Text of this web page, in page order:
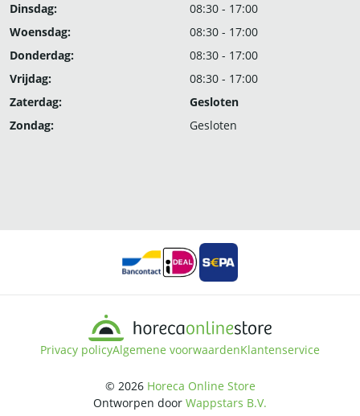
Dinsdag:
08:30 - 17:00
Woensdag:
08:30 - 17:00
Donderdag:
08:30 - 17:00
Vrijdag:
08:30 - 17:00
Zaterdag:
Gesloten
Zondag:
Gesloten
Privacy policyAlgemene voorwaardenKlantenservice
© 2026 Horeca Online Store
Ontworpen door Wappstars B.V.